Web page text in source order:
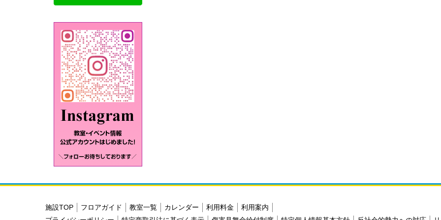
施設TOP フロアガイド 教室一覧 カレンダー 利用料金
利用案内